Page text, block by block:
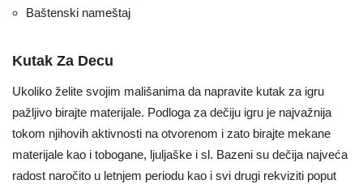
Baštenski nameštaj
Kutak Za Decu
Ukoliko želite svojim mališanima da napravite kutak za igru
pažljivo birajte materijale. Podloga za dečiju igru je najvažnija
tokom njihovih aktivnosti na otvorenom i zato birajte mekane
materijale kao i tobogane, ljuljaške i sl. Bazeni su dečija najveća
radost naročito u letnjem periodu kao i svi drugi rekviziti poput